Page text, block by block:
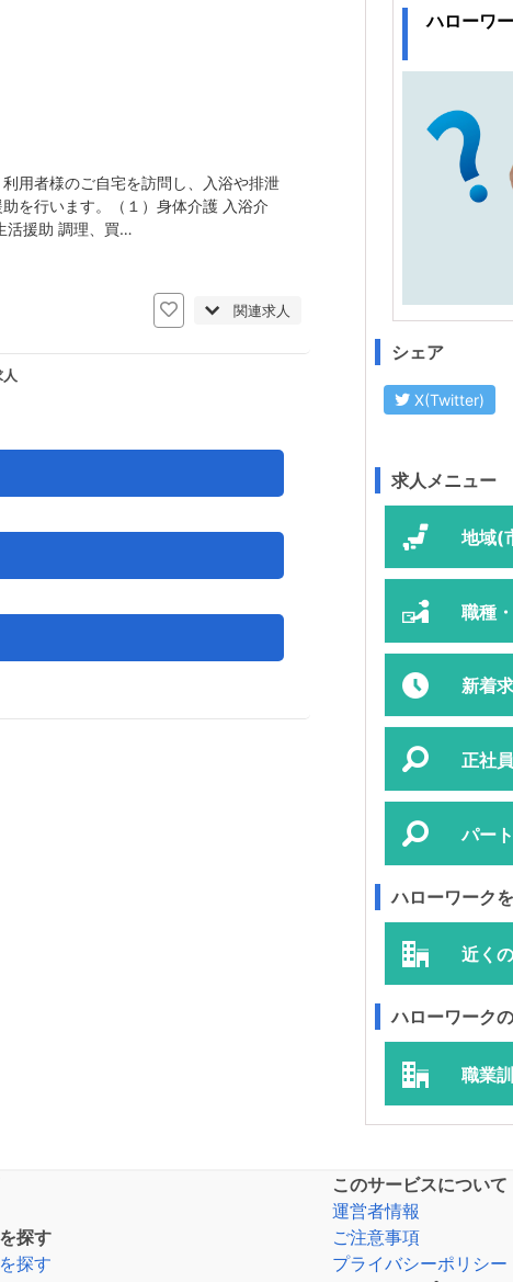
用者様のご自宅を訪問し、入浴や排泄
を行います。（１）身体介護 入浴介
活援助 調理、買…
関連求人
ハローワ
シェア
X(Twitter)
求人メニュー
地域(
職種
新着
正社
パー
ハローワーク
近く
ハローワーク
職業
探す
探す
このサービスについて
運営者情報
ご注意事項
プライバシーポリシー